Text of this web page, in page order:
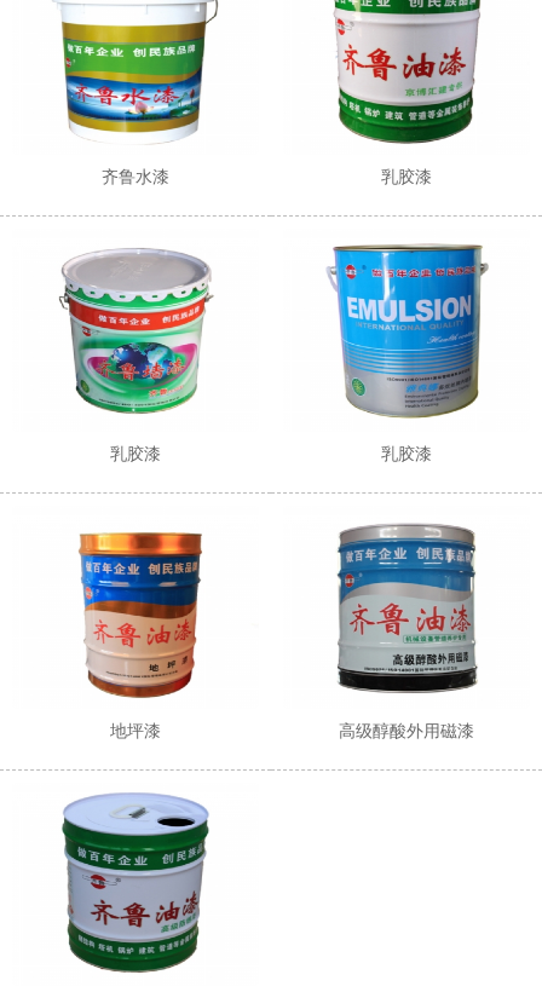
齐鲁水漆 乳胶漆
乳胶漆 乳胶漆
地坪漆 高级醇酸外用磁漆